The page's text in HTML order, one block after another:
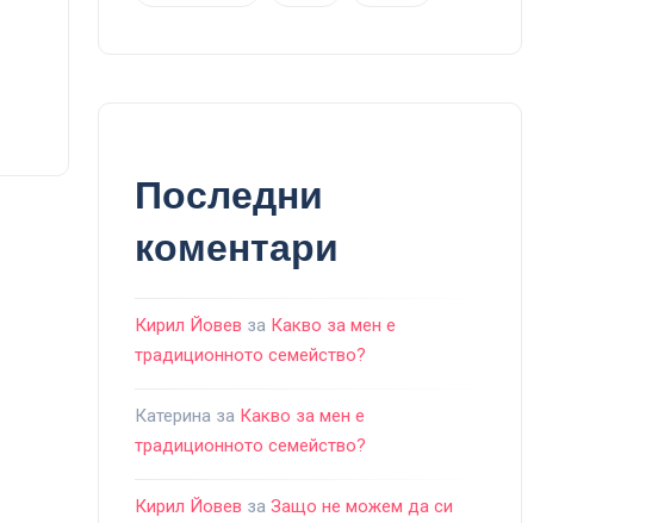
Последни
коментари
Кирил Йовев за Какво за мен е
традиционното семейство?
Катерина за Какво за мен е
традиционното семейство?
Кирил Йовев за Защо не можем да си